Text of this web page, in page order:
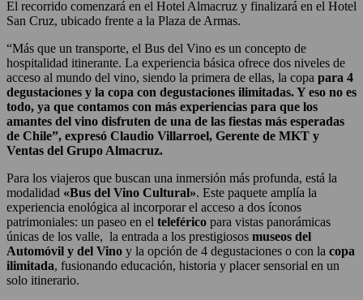
El recorrido comenzará en el Hotel Almacruz y finalizará en el Hotel
San Cruz, ubicado frente a la Plaza de Armas.
“Más que un transporte, el Bus del Vino es un concepto de
hospitalidad itinerante. La experiencia básica ofrece dos niveles de
acceso al mundo del vino, siendo la primera de ellas, la copa para 4
degustaciones y la copa con degustaciones ilimitadas. Y eso no es
todo, ya que contamos con más experiencias para que los
amantes del vino disfruten de una de las fiestas más esperadas
de Chile”, expresó Claudio Villarroel, Gerente de MKT y
Ventas del Grupo Almacruz.
Para los viajeros que buscan una inmersión más profunda, está la
modalidad «Bus del Vino Cultural». Este paquete amplía la
experiencia enológica al incorporar el acceso a dos íconos
patrimoniales: un paseo en el teleférico para vistas panorámicas
únicas de los valle, la entrada a los prestigiosos museos del
Automóvil y del Vino y la opción de 4 degustaciones o con la copa
ilimitada, fusionando educación, historia y placer sensorial en un
solo itinerario.